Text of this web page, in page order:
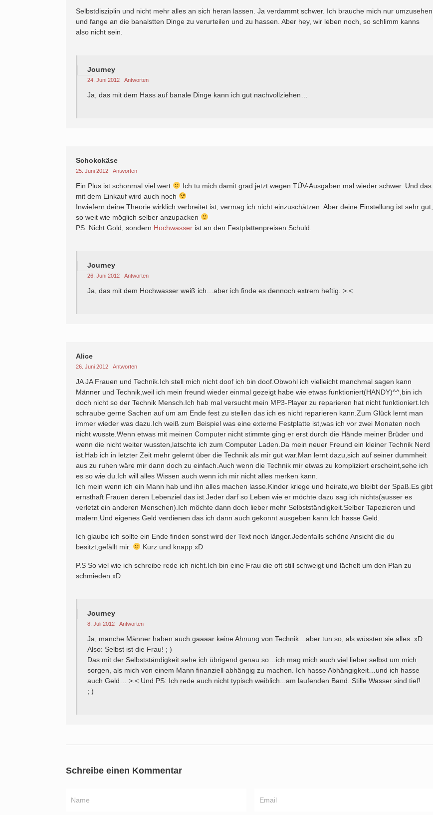
Selbstdisziplin und nicht mehr alles an sich heran lassen. Ja verdammt schwer. Ich brauche mich nur umzusehen
und fange an die banalstten Dinge zu verurteilen und zu hassen. Aber hey, wir leben noch, so schlimm kanns
also nicht sein.
Journey
24. Juni 2012 Antworten
Ja, das mit dem Hass auf banale Dinge kann ich gut nachvollziehen…
Schokokäse
25. Juni 2012 Antworten
Ein Plus ist schonmal viel wert
Ich tu mich damit grad jetzt wegen TÜV-Ausgaben mal wieder schwer. Und das
mit dem Einkauf wird auch noch
Inwiefern deine Theorie wirklich verbreitet ist, vermag ich nicht einzuschätzen. Aber deine Einstellung ist sehr gut,
so weit wie möglich selber anzupacken
PS: Nicht Gold, sondern Hochwasser ist an den Festplattenpreisen Schuld.
Journey
26. Juni 2012 Antworten
Ja, das mit dem Hochwasser weiß ich…aber ich finde es dennoch extrem heftig. >.<
Alice
26. Juni 2012 Antworten
JA JA Frauen und Technik.Ich stell mich nicht doof ich bin doof.Obwohl ich vielleicht manchmal sagen kann
Männer und Technik,weil ich mein freund wieder einmal gezeigt habe wie etwas funktioniert(HANDY)^^,bin ich
doch nicht so der Technik Mensch.Ich hab mal versucht mein MP3-Player zu reparieren hat nicht funktioniert.Ich
schraube gerne Sachen auf um am Ende fest zu stellen das ich es nicht reparieren kann.Zum Glück lernt man
immer wieder was dazu.Ich weiß zum Beispiel was eine externe Festplatte ist,was ich vor zwei Monaten noch
nicht wusste.Wenn etwas mit meinen Computer nicht stimmte ging er erst durch die Hände meiner Brüder und
wenn die nicht weiter wussten,latschte ich zum Computer Laden.Da mein neuer Freund ein kleiner Technik Nerd
ist.Hab ich in letzter Zeit mehr gelernt über die Technik als mir gut war.Man lernt dazu,sich auf seiner dummheit
aus zu ruhen wäre mir dann doch zu einfach.Auch wenn die Technik mir etwas zu kompliziert erscheint,sehe ich
es so wie du.Ich will alles Wissen auch wenn ich mir nicht alles merken kann.
Ich mein wenn ich ein Mann hab und ihn alles machen lasse.Kinder kriege und heirate,wo bleibt der Spaß.Es gibt
ernsthaft Frauen deren Lebenziel das ist.Jeder darf so Leben wie er möchte dazu sag ich nichts(ausser es
verletzt ein anderen Menschen).Ich möchte dann doch lieber mehr Selbstständigkeit.Selber Tapezieren und
malern.Und eigenes Geld verdienen das ich dann auch gekonnt ausgeben kann.Ich hasse Geld.
Ich glaube ich sollte ein Ende finden sonst wird der Text noch länger.Jedenfalls schöne Ansicht die du
besitzt,gefällt mir.
Kurz und knapp.xD
P.S So viel wie ich schreibe rede ich nicht.Ich bin eine Frau die oft still schweigt und lächelt um den Plan zu
schmieden.xD
Journey
8. Juli 2012 Antworten
Ja, manche Männer haben auch gaaaar keine Ahnung von Technik…aber tun so, als wüssten sie alles. xD
Also: Selbst ist die Frau! ; )
Das mit der Selbstständigkeit sehe ich übrigend genau so…ich mag mich auch viel lieber selbst um mich
sorgen, als mich von einem Mann finanziell abhängig zu machen. Ich hasse Abhängigkeit…und ich hasse
auch Geld… >.< Und PS: Ich rede auch nicht typisch weiblich...am laufenden Band. Stille Wasser sind tief!
; )
Schreibe einen Kommentar